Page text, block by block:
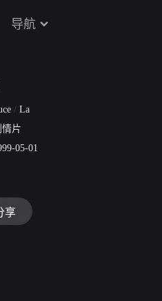
导航
/ La
情片
05-01
享